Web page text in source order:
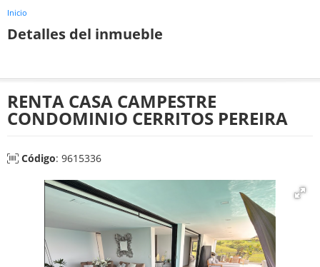
Inicio
Detalles del inmueble
RENTA CASA CAMPESTRE
CONDOMINIO CERRITOS PEREIRA
Código: 9615336